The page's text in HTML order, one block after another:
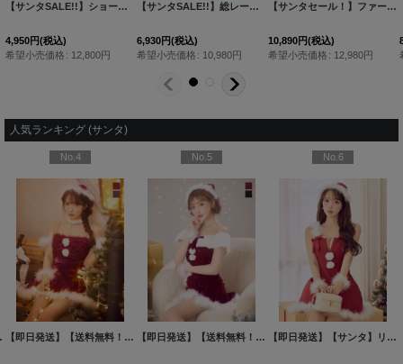
【サンタセール！】ファーショルダー/ 編み上げレース切り替え/ セットアップサンタ【sugar nine サンタコス 7点セット】【S-Lサイズ/1カラー】[HC03]三上悠亜着用
10,890円(税込)
希望小売価格 : 12,980円
【サンタSALE!!】ファーショルダー/ スパンコール刺繍フレアサンタ【sugar nine サンタコス 5点セット】【S-XLサイズ/2カラー】[HC03]三上悠亜着用
8,910円(税込)
希望小売価格 : 12,980円
【サンタSALE!!】ファーショルダー/ スパンコール刺繍フレアサンタ【sugar nine サンタコス 5点セット】【S-XLサイズ/2カラー】[HC03]三上悠亜着用
8,910円(税込)
希望小売価格 : 12,980円
人気ランキング (サンタ)
25AS]
YN-dzw-R-25MY] [ SS-186-YN-dzw-BR-25MY ] [SS-183-
三上悠亜着用
No.7
【即日発送】【送料無料！】【サンタ】 紐リボンフレアビジューサンタコスプレ【コスプレ5点セット】【XS-Mサイズ/2カラー】[HC03]
No.8
【即日発送】【サンタ】ベルト付きファーサンタコスプレ【コスプレ4点セット】【XS-XLサイズ/3カラー】[HC03]三上悠亜着用
No.9
【即日発送】【サンタ】クロスネックフレアーサンタコスプレ【コスプレ4点セット】【XS-Lサイズ/2カラー】[HC03]三上悠亜着用